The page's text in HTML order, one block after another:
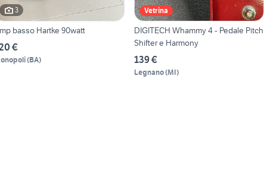
3
basso Hartke 90watt
€
(BA)
Vetrina
DIGITECH Whammy 4 - Pedale Pitch
Shifter e Harmony
139 €
Legnano(MI)